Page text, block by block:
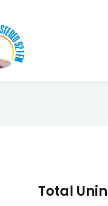
Total
de
entradas